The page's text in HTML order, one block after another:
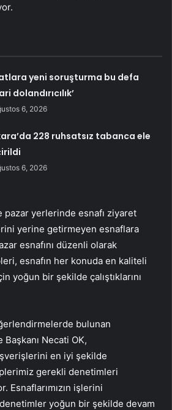
yeni soruşturma bu defa
dolandırıcılık’
6, 2026
228 ruhsatsız tabanca ele
6, 2026
pazar yerlerinde esnafı ziyaret
yerine getirmeyen esnaflara
esnafını düzenli olarak
esnafın her konuda en kaliteli
yoğun bir şekilde çalıştıklarını
bulunan
Necati OK,
en iyi şekilde
gerekli denetimleri
Esnaflarımızın işlerini
yoğun bir şekilde devam